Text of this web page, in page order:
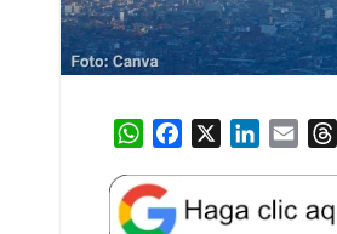
W
a
t
e
k